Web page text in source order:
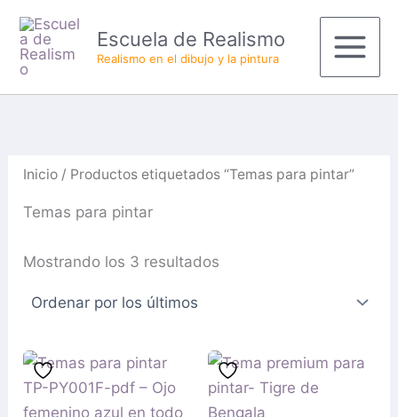
contenido
Escuela de Realismo
Realismo en el dibujo y la pintura
Main
Menu
Inicio / Productos etiquetados “Temas para pintar”
Temas para pintar
Mostrando los 3 resultados
los
últimos
del
carrito